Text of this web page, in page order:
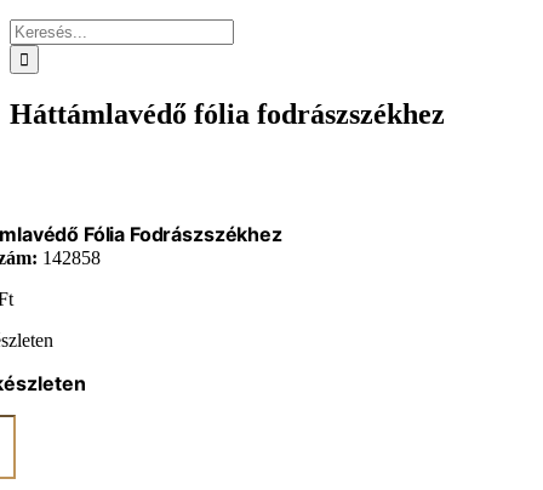
Keresés...
Háttámlavédő fólia fodrászszékhez
Fólia Fodrászszékhez
142858